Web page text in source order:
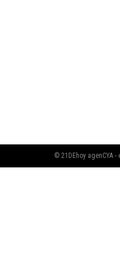
© 21DEhoy agenCYA -